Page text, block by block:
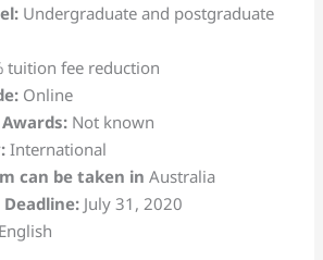
Undergraduate and postgraduate
tuition fee reduction
Online
Not known
International
can be taken inAustralia
July 31, 2020
English